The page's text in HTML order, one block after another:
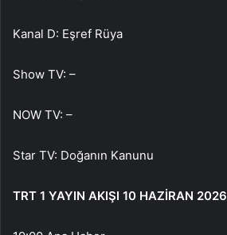
Kanal D: Eşref Rüya
Show TV: –
NOW TV: –
Star TV: Doğanın Kanunu
TRT 1 YAYIN AKIŞI 10 HAZİRAN 2026